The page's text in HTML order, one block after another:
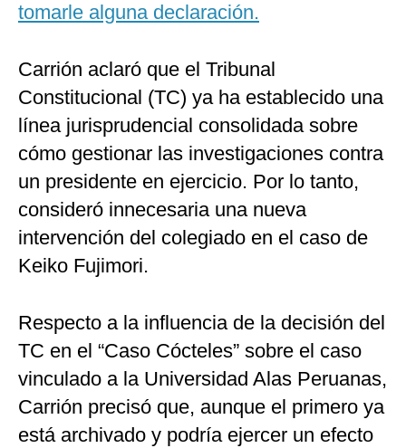
tomarle alguna declaración.
​Carrión aclaró que el Tribunal
Constitucional (TC) ya ha establecido una
línea jurisprudencial consolidada sobre
cómo gestionar las investigaciones contra
un presidente en ejercicio. Por lo tanto,
consideró innecesaria una nueva
intervención del colegiado en el caso de
Keiko Fujimori.
Respecto a la influencia de la decisión del
TC en el “Caso Cócteles” sobre el caso
vinculado a la Universidad Alas Peruanas,
Carrión precisó que, aunque el primero ya
está archivado y podría ejercer un efecto